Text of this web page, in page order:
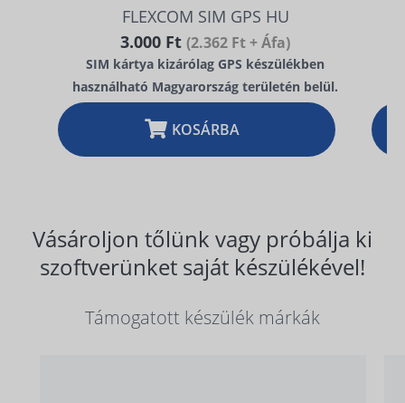
FLEXCOM SIM GPS HU
3.000 Ft(2.362 Ft + Áfa)
SIM kártya kizárólag GPS készülékben
használható Magyarország területén belül.
KOSÁRBA
Vásároljon tőlünk vagy próbálja ki
szoftverünket saját készülékével!
Támogatott készülék márkák